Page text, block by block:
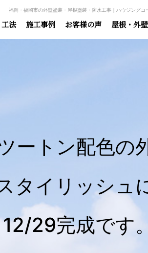
福岡・福岡市の外壁塗装・屋根塗装・防水工事｜ハウジングコ
法 施工事例 お客様の声 屋根・外
ートン配色の
タイリッシュ
29完成です